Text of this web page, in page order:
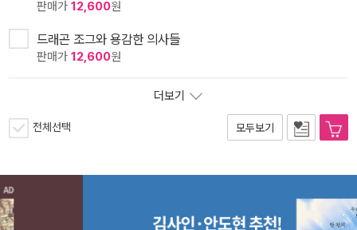
판매가 12,600원
드래곤 조그와 용감한 의사들
판매가 12,600원
더보기
전체선택 모두보기